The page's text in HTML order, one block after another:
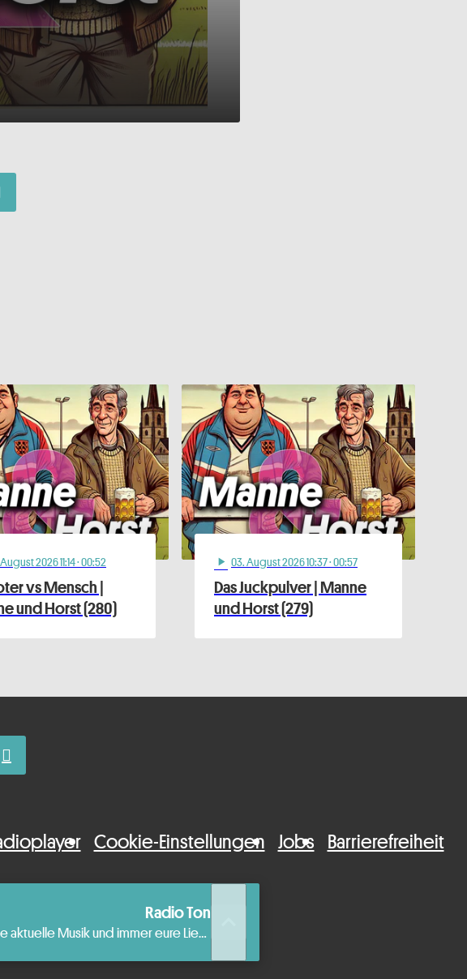
2026 11:14· 00:52
vs Mensch |
und Horst (280)
play_arrow 03. August 2026 10:37· 00:57
Das Juckpulver | Manne
und Horst (279)
Cookie-Einstellungen Jobs Barrierefreiheit
Radio Ton
Die beste aktuelle Musik und immer eure Lieblingshits.